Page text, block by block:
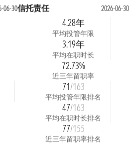
06-30信托责任 2026-06-30
4.28年
平均投管年限
3.19年
平均在职时长
72.73%
近三年留职率
71/163
平均投管年限排名
47/163
平均在职时长排名
77/155
近三年留职率排名